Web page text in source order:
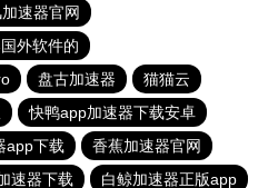
速器官网
外软件的
盘古加速器
猫猫云
快鸭app加速器下载安卓
app下载
香蕉加速器官网
速器下载 白鲸加速器正版app